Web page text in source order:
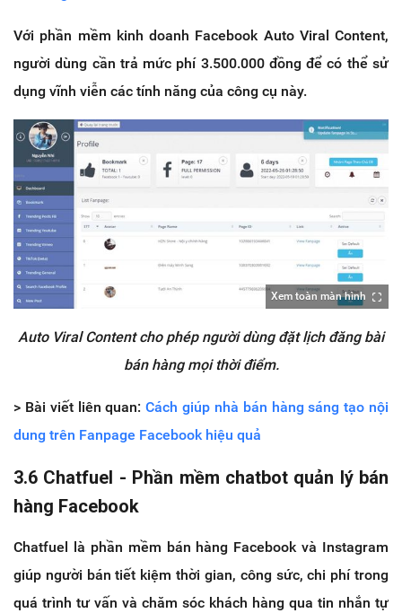
Với phần mềm kinh doanh Facebook Auto Viral Content,
người dùng cần trả mức phí 3.500.000 đồng để có thể sử
dụng vĩnh viễn các tính năng của công cụ này.
Xem toàn màn hình
Auto Viral Content cho phép người dùng đặt lịch đăng bài
bán hàng mọi thời điểm.
> Bài viết liên quan:Cách giúp nhà bán hàng sáng tạo nội
dung trên Fanpage Facebook hiệu quả
3.6 Chatfuel - Phần mềm chatbot quản lý bán
hàng Facebook
Chatfuel là phần mềm bán hàng Facebook và Instagram
giúp người bán tiết kiệm thời gian, công sức, chi phí trong
quá trình tư vấn và chăm sóc khách hàng qua tin nhắn tự